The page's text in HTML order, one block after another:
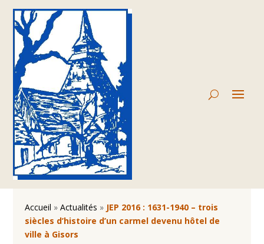
Accueil »Actualités » JEP 2016 : 1631-1940 – trois
siècles d’histoire d’un carmel devenu hôtel de
ville à Gisors